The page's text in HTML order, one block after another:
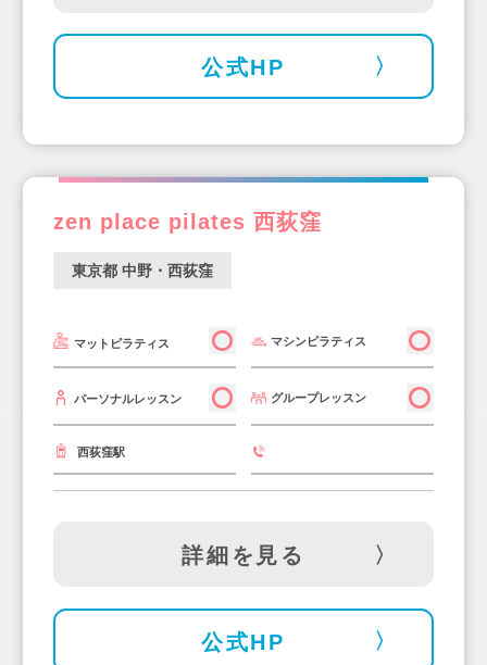
公式HP
zen place pilates 西荻窪
東京都 中野・西荻窪
マットピラティス マシンピラティス
パーソナルレッスン グループレッスン
西荻窪駅
詳細を見る
公式HP